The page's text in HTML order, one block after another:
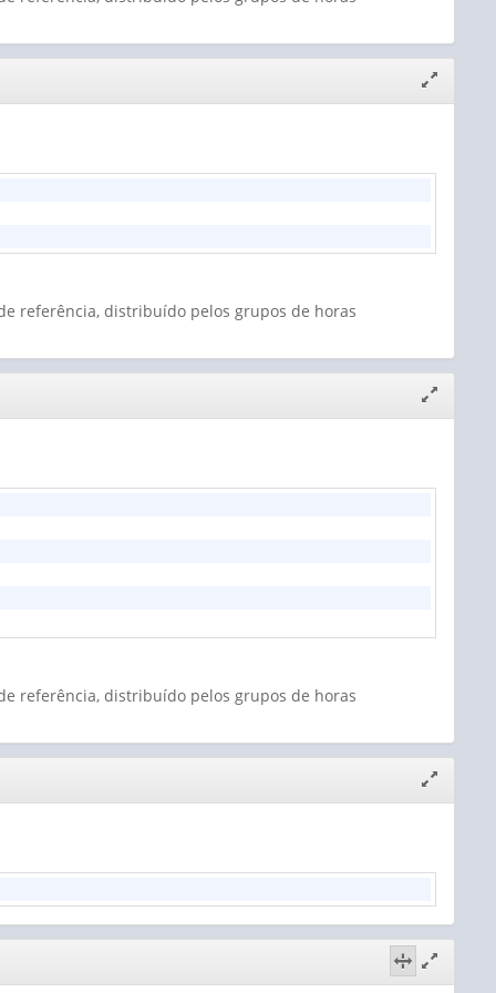
janela
referência, distribuído pelos grupos de horas
janela
referência, distribuído pelos grupos de horas
janela
Alternar
visãojanela